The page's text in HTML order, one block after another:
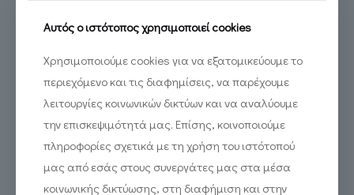
Μια σύντομη ματιά στις
Ψηφιακές Εφαρμογές
Αυτός ο ιστότοπος χρησιμοποιεί cookies
Χρησιμοποιούμε cookies για να εξατομικεύουμε το
περιεχόμενο και τις διαφημίσεις, να παρέχουμε
λειτουργίες κοινωνικών δικτύων και να αναλύουμε
την επισκεψιμότητά μας. Επίσης, κοινοποιούμε
πληροφορίες σχετικά με τη χρήση του ιστότοπού
μας από εσάς στους συνεργάτες μας στα μέσα
κοινωνικής δικτύωσης, στη διαφήμιση και στην